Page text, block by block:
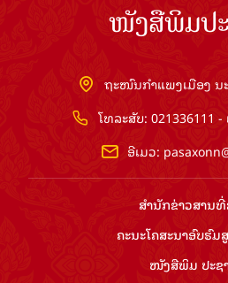
ໜັງສືພິມປ
ຖະໜົນກຳແພງເມືອງ ນ
ໂທລະສັບ: 021336111
ອີເມວ:
ສຳ​ນັກ​ຂ່າວ​ສານ​
ຄະນະໂຄສະນາອົບຮົ
ໜັງສືພິມ ປະ​ຊ